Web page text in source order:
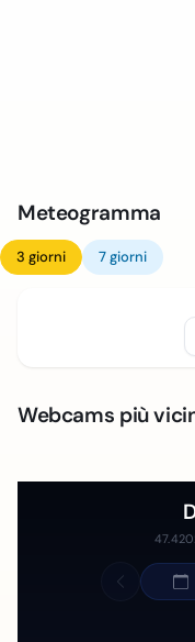
Meteogramma
3 giorni 7 giorni
Webcams più